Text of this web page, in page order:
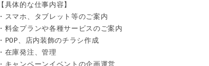
【具体的な仕事内容】
・スマホ、タブレット等のご案内
・料金プランや各種サービスのご案内
・POP、店内装飾のチラシ作成
・在庫発注、管理
・キャンペーンイベントの企画運営